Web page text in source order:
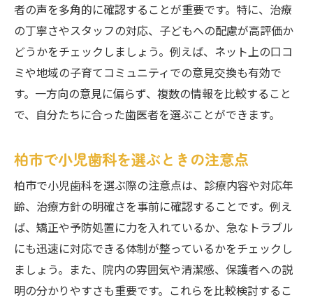
者の声を多角的に確認することが重要です。特に、治療
の丁寧さやスタッフの対応、子どもへの配慮が高評価か
どうかをチェックしましょう。例えば、ネット上の口コ
ミや地域の子育てコミュニティでの意見交換も有効で
す。一方向の意見に偏らず、複数の情報を比較すること
で、自分たちに合った歯医者を選ぶことができます。
柏市で小児歯科を選ぶときの注意点
柏市で小児歯科を選ぶ際の注意点は、診療内容や対応年
齢、治療方針の明確さを事前に確認することです。例え
ば、矯正や予防処置に力を入れているか、急なトラブル
にも迅速に対応できる体制が整っているかをチェックし
ましょう。また、院内の雰囲気や清潔感、保護者への説
明の分かりやすさも重要です。これらを比較検討するこ